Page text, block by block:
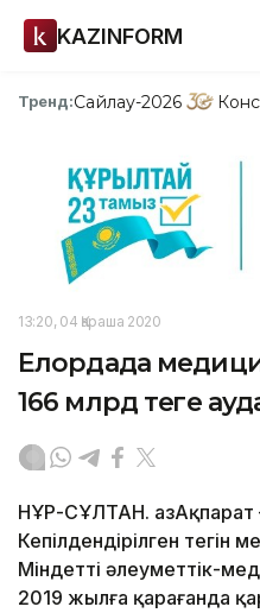
KAZINFORM
Тренд:Сайлау-2026
13:20, 04 Қараша 2020
Елордада
166 млрд теңге
НҰР-СҰЛТАН.
Кепілдендірілген тегін
Міндетті әлеуметтік-
2019 жылға қарағанда